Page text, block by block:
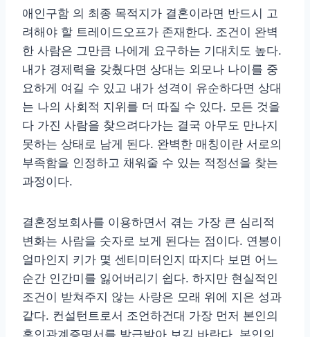
애인구함 의 최종 목적지가 결혼이라면 반드시 고
려해야 할 트레이드오프가 존재한다. 조건이 완벽
한 사람은 그만큼 나에게 요구하는 기대치도 높다.
내가 경제력을 갖췄다면 상대는 외모나 나이를 중
요하게 여길 수 있고 내가 성격이 유순하다면 상대
는 나의 사회적 지위를 더 따질 수 있다. 모든 것을
다 가진 사람을 찾으려다가는 결국 아무도 만나지
못하는 상태로 남게 된다. 완벽한 매칭이란 서로의
부족함을 인정하고 채워줄 수 있는 적정선을 찾는
과정이다.
결혼정보회사를 이용하면서 겪는 가장 큰 심리적
변화는 사람을 숫자로 보게 된다는 점이다. 연봉이
얼마인지 키가 몇 센티미터인지 따지다 보면 어느
순간 인간미를 잃어버리기 쉽다. 하지만 현실적인
조건이 받쳐주지 않는 사랑은 모래 위에 지은 성과
같다. 컨설턴트로서 조언하건대 가장 먼저 본인의